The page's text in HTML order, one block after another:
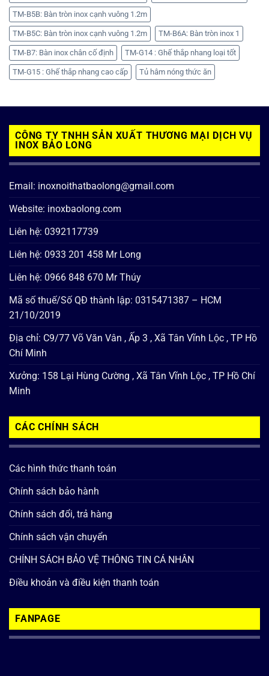
TM-B5B: Bàn tròn inox cạnh vuông 1.2m
TM-B5C: Bàn tròn inox cạnh vuông 1.2m TM-B6A: Bàn tròn inox 1
TM-B7: Bàn inox chân cố định TM-G14 : Ghế thắp nhang loại tốt
TM-G15 : Ghế thắp nhang cao cấp Tủ hâm nóng thức ăn
CÔNG TY TNHH SẢN XUẤT THƯƠNG MẠI DỊCH VỤ
INOX BẢO LONG
Email: inoxnoithatbaolong@gmail.com
Website: inoxbaolong.com
Liên hệ: 0392117739
Liên hệ: 0933 201 458 Mr Long
Liên hệ: 0966 848 670 Mr Thúy
Mã số thuế/Số QĐ thành lập: 0315471387 – HCM
21/10/2019
Địa chỉ: C9/77 Võ Văn Vân , Ấp 3 , Xã Tân Vĩnh Lộc , TP Hồ
Chí Minh
Xưởng: 158 Lại Hùng Cường , Xã Tân Vĩnh Lộc , TP Hồ Chí
Minh
CÁC CHÍNH SÁCH
Các hình thức thanh toán
Chính sách bảo hành
Chính sách đổi, trả hàng
Chính sách vận chuyển
CHÍNH SÁCH BẢO VỆ THÔNG TIN CÁ NHÂN
Điều khoản và điều kiện thanh toán
FANPAGE